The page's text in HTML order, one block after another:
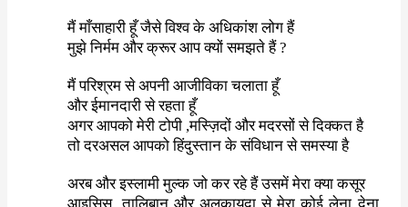
मैं माँसाहारी हूँ जैसे विश्व के अधिकांश लोग हैं
मुझे निर्मम और क्रूर आप क्यों समझते हैं?
मैं परिश्रम से अपनी आजीविका चलाता हूँ
और ईमानदारी से रहता हूँ
अगर आपको मेरी टोपी ,मस्ज़िदों और मदरसों से दिक्कत है
तो दरअसल आपको हिंदुस्तान के संविधान से समस्या है
अरब और इस्लामी मुल्क जो कर रहे हैं उसमें मेरा क्या कसूर